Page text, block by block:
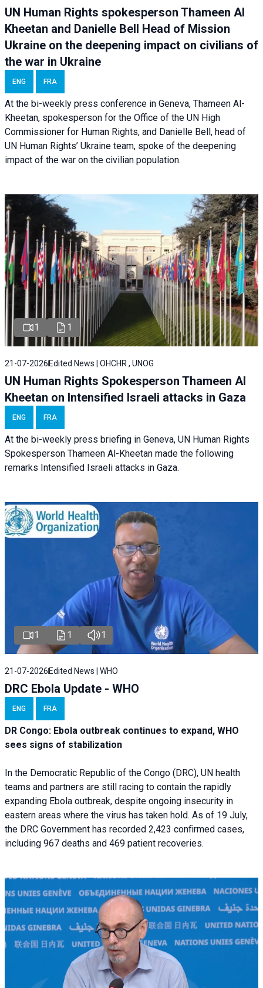
UN Human Rights spokesperson Thameen Al
Kheetan and Danielle Bell Head of Mission
Ukraine on the deepening impact on civilians of
the war in Ukraine
ENG FRA
At the bi-weekly press conference in Geneva, Thameen Al-
Kheetan, spokesperson for the Office of the UN High
Commissioner for Human Rights, and Danielle Bell, head of
UN Human Rights’ Ukraine team, spoke of the deepening
impact of the war on the civilian population.
1 1
21-07-2026 Edited News | OHCHR , UNOG
UN Human Rights Spokesperson Thameen Al
Kheetan on Intensified Israeli attacks in Gaza
ENG FRA
At the bi-weekly press briefing in Geneva, UN Human Rights
Spokesperson Thameen Al-Kheetan made the following
remarks Intensified Israeli attacks in Gaza.
1 1 1
21-07-2026 Edited News | WHO
DRC Ebola Update - WHO
ENG FRA
DR Congo: Ebola outbreak continues to expand, WHO
sees signs of stabilization
In the Democratic Republic of the Congo (DRC), UN health
teams and partners are still racing to contain the rapidly
expanding Ebola outbreak, despite ongoing insecurity in
eastern areas where the virus has taken hold. As of 19 July,
the DRC Government has recorded 2,423 confirmed cases,
including 967 deaths and 469 patient recoveries.